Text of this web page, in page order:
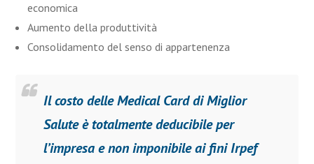
economica
Aumento della produttività
Consolidamento del senso di appartenenza
Il costo delle Medical Card di Miglior
Salute è totalmente deducibile per
l’impresa e non imponibile ai fini Irpef